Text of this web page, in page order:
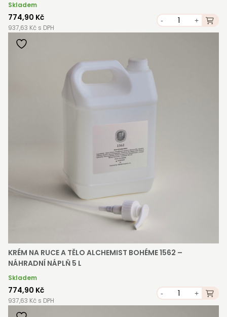
Skladem
774,90 Kč
937,63 Kč s DPH
- +
KRÉM NA RUCE A TĚLO ALCHEMIST BOHÉME 1562 –
NÁHRADNÍ NÁPLŇ 5 L
Skladem
774,90 Kč
937,63 Kč s DPH
- +